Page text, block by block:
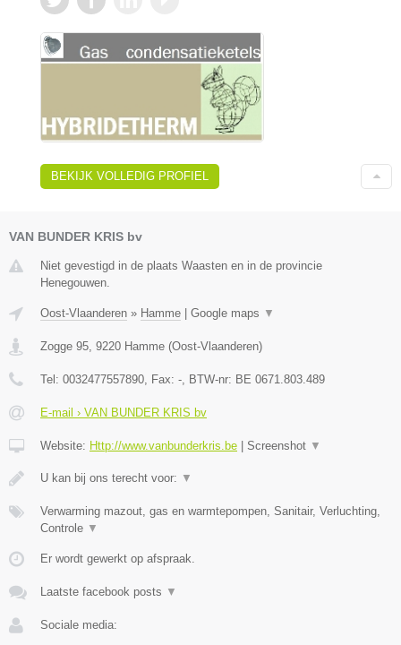
BEKIJK VOLLEDIG PROFIEL
VAN BUNDER KRIS bv
Niet gevestigd in de plaats Waasten en in de provincie
Henegouwen.
Oost-Vlaanderen » Hamme Google maps ▼
Zogge 95, 9220 Hamme (Oost-Vlaanderen)
Tel: 0032477557890, Fax: -, BTW-nr: BE 0671.803.489
E-mail › VAN BUNDER KRIS bv
Website: Http://www.vanbunderkris.be Screenshot ▼
U kan bij ons terecht voor: ▼
Verwarming mazout, gas en warmtepompen, Sanitair, Verluchting,
Controle ▼
Er wordt gewerkt op afspraak.
Laatste facebook posts ▼
Sociale media: